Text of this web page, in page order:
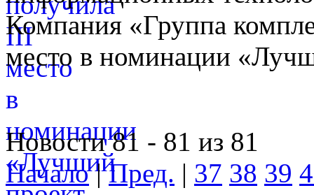
Компания «Группа
место в номинации
Новости 81 - 81 из 81
Начало|Пред. | 37 38 39